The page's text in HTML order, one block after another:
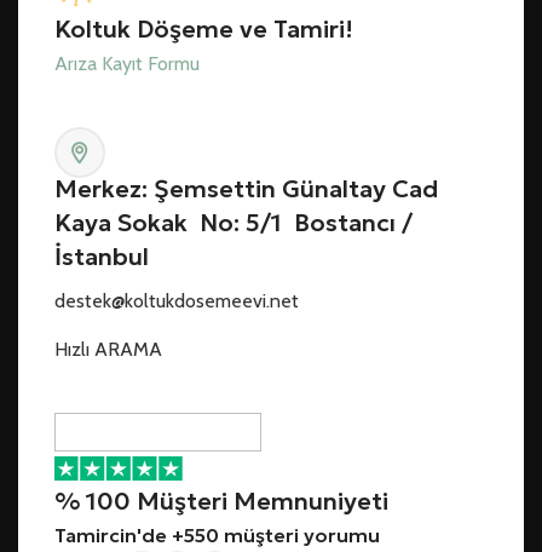
Koltuk Döşeme ve Tamiri!
Arıza Kayıt Formu
Merkez: Şemsettin Günaltay Cad
Kaya Sokak No: 5/1 Bostancı /
İstanbul
destek@koltukdosemeevi.net
Hızlı ARAMA
% 100 Müşteri Memnuniyeti
Tamircin'de +550 müşteri yorumu